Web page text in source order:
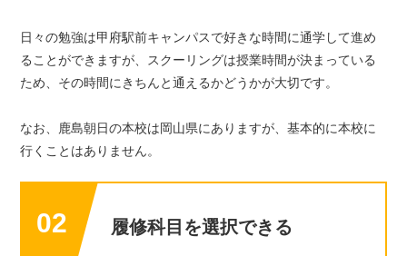
日々の勉強は甲府駅前キャンパスで好きな時間に通学して進め
ることができますが、スクーリングは授業時間が決まっている
ため、その時間にきちんと通えるかどうかが大切です。
なお、鹿島朝日の本校は岡山県にありますが、基本的に本校に
行くことはありません。
02 履修科目を選択できる